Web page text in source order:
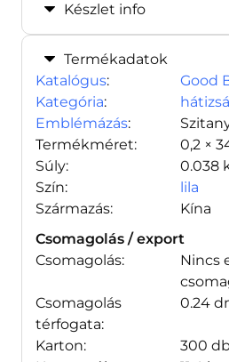
Készlet info
Termékadatok
Katalógus:
Good
Kategória:
Emblémázás:
Termékméret:
0,2 ×
Súly:
0.038
Szín:
lila
Származás:
Kína
Csomagolás / export
Csomagolás:
Nincs
Csomagolás
térfogata:
0.24
Karton:
300 db